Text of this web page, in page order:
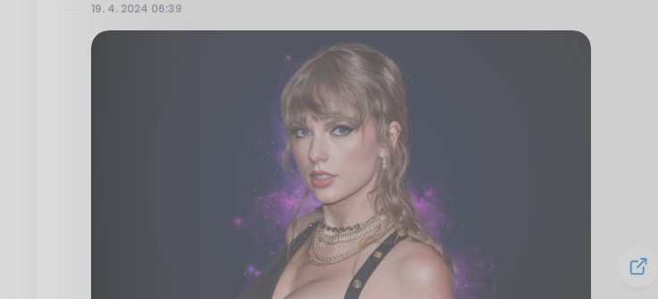
19. 4. 2024 06:39